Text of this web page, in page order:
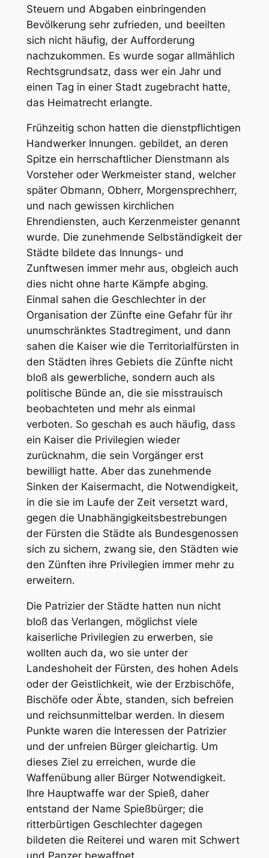
Steuern und Abgaben einbringenden
Bevölkerung sehr zufrieden, und beeilten
sich nicht häufig, der Aufforderung
nachzukommen. Es wurde sogar allmählich
Rechtsgrundsatz, dass wer ein Jahr und
einen Tag in einer Stadt zugebracht hatte,
das Heimatrecht erlangte.
Frühzeitig schon hatten die dienstpflichtigen
Handwerker Innungen. gebildet, an deren
Spitze ein herrschaftlicher Dienstmann als
Vorsteher oder Werkmeister stand, welcher
später Obmann, Obherr, Morgensprechherr,
und nach gewissen kirchlichen
Ehrendiensten, auch Kerzenmeister genannt
wurde. Die zunehmende Selbständigkeit der
Städte bildete das Innungs- und
Zunftwesen immer mehr aus, obgleich auch
dies nicht ohne harte Kämpfe abging.
Einmal sahen die Geschlechter in der
Organisation der Zünfte eine Gefahr für ihr
unumschränktes Stadtregiment, und dann
sahen die Kaiser wie die Territorialfürsten in
den Städten ihres Gebiets die Zünfte nicht
bloß als gewerbliche, sondern auch als
politische Bünde an, die sie misstrauisch
beobachteten und mehr als einmal
verboten. So geschah es auch häufig, dass
ein Kaiser die Privilegien wieder
zurücknahm, die sein Vorgänger erst
bewilligt hatte. Aber das zunehmende
Sinken der Kaisermacht, die Notwendigkeit,
in die sie im Laufe der Zeit versetzt ward,
gegen die Unabhängigkeitsbestrebungen
der Fürsten die Städte als Bundesgenossen
sich zu sichern, zwang sie, den Städten wie
den Zünften ihre Privilegien immer mehr zu
erweitern.
Die Patrizier der Städte hatten nun nicht
bloß das Verlangen, möglichst viele
kaiserliche Privilegien zu erwerben, sie
wollten auch da, wo sie unter der
Landeshoheit der Fürsten, des hohen Adels
oder der Geistlichkeit, wie der Erzbischöfe,
Bischöfe oder Äbte, standen, sich befreien
und reichsunmittelbar werden. In diesem
Punkte waren die Interessen der Patrizier
und der unfreien Bürger gleichartig. Um
dieses Ziel zu erreichen, wurde die
Waffenübung aller Bürger Notwendigkeit.
Ihre Hauptwaffe war der Spieß, daher
entstand der Name Spießbürger; die
ritterbürtigen Geschlechter dagegen
bildeten die Reiterei und waren mit Schwert